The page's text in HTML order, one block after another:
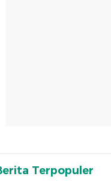
Terpopuler